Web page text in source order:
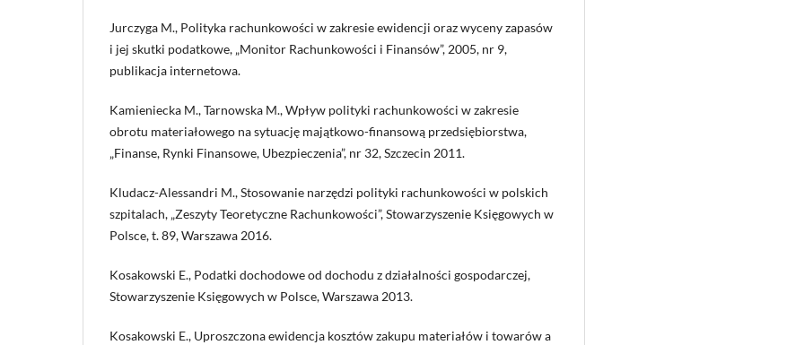
Jurczyga M., Polityka rachunkowości w zakresie ewidencji oraz wyceny zapasów
i jej skutki podatkowe, „Monitor Rachunkowości i Finansów”, 2005, nr 9,
publikacja internetowa.
Kamieniecka M., Tarnowska M., Wpływ polityki rachunkowości w zakresie
obrotu materiałowego na sytuację majątkowo-finansową przedsiębiorstwa,
„Finanse, Rynki Finansowe, Ubezpieczenia”, nr 32, Szczecin 2011.
Kludacz-Alessandri M., Stosowanie narzędzi polityki rachunkowości w polskich
szpitalach, „Zeszyty Teoretyczne Rachunkowości”, Stowarzyszenie Księgowych w
Polsce, t. 89, Warszawa 2016.
Kosakowski E., Podatki dochodowe od dochodu z działalności gospodarczej,
Stowarzyszenie Księgowych w Polsce, Warszawa 2013.
Kosakowski E., Uproszczona ewidencja kosztów zakupu materiałów i towarów a